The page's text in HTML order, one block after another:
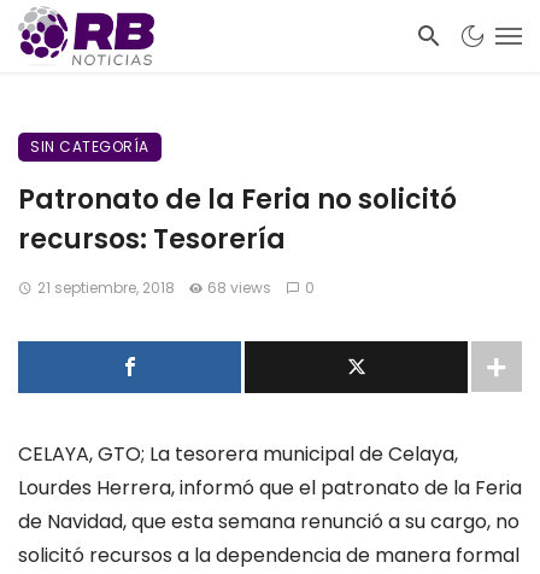
SIN CATEGORÍA
Patronato de la Feria no solicitó
recursos: Tesorería
21 septiembre, 2018 68 views 0
CELAYA, GTO; La tesorera municipal de Celaya,
Lourdes Herrera, informó que el patronato de la Feria
de Navidad, que esta semana renunció a su cargo, no
solicitó recursos a la dependencia de manera formal